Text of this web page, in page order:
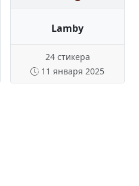
Lamby
24 стикера
11 января 2025